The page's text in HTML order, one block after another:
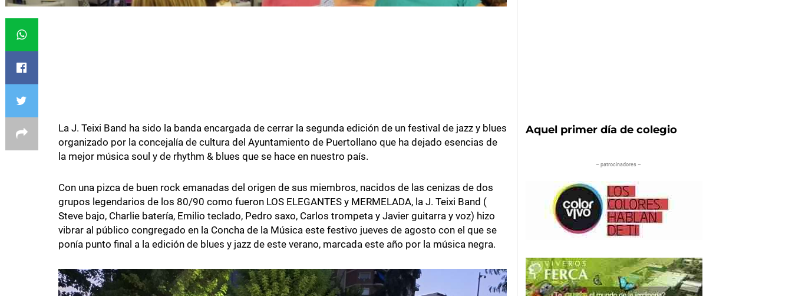
La J. Teixi Band ha sido la banda encargada de cerrar la segunda edición de un festival de jazz y blues
organizado por la concejalía de cultura del Ayuntamiento de Puertollano que ha dejado esencias de
la mejor música soul y de rhythm & blues que se hace en nuestro país.
Con una pizca de buen rock emanadas del origen de sus miembros, nacidos de las cenizas de dos
grupos legendarios de los 80/90 como fueron LOS ELEGANTES y MERMELADA, la J. Teixi Band (
Steve bajo, Charlie batería, Emilio teclado, Pedro saxo, Carlos trompeta y Javier guitarra y voz) hizo
vibrar al público congregado en la Concha de la Música este festivo jueves de agosto con el que se
ponía punto final a la edición de blues y jazz de este verano, marcada este año por la música negra.
Aquel primer día de colegio
– patrocinadores –